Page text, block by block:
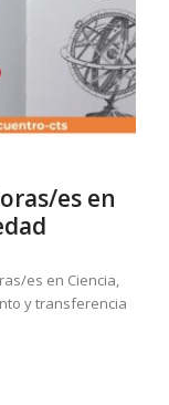
es en
es en Ciencia,
y transferencia